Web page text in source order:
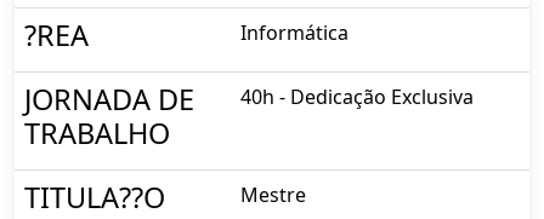
?REA Informática
JORNADA DE
TRABALHO
40h - Dedicação Exclusiva
TITULA??O Mestre